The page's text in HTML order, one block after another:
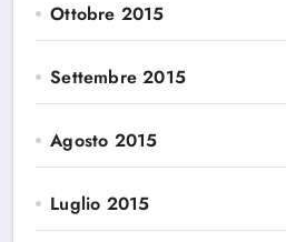
Ottobre 2015
Settembre 2015
Agosto 2015
Luglio 2015